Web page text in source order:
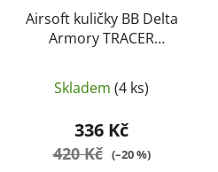
Airsoft kuličky BB Delta
Armory TRACER
Skladem (4 ks)
336 Kč
420 Kč (–20 %)